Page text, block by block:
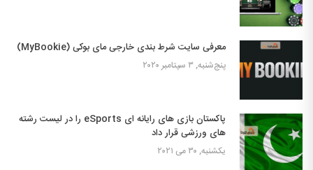
معرفی سایت شرط بندی خارجی مای بوکی (MyBookie)
پنج‌شنبه, ۳ سپتامبر ۲۰۲۰
پاکستان بازی های رایانه ای eSports را در لیست رشته
های ورزشی قرار داد
یکشنبه, ۳۰ می ۲۰۲۱